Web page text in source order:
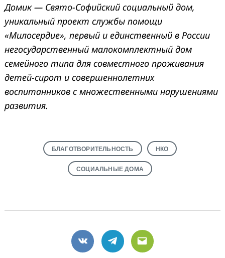
Домик — Свято-Софийский социальный дом,
уникальный проект службы помощи
«Милосердие», первый и единственный в России
негосударственный малокомплектный дом
семейного типа для совместного проживания
детей-сирот и совершеннолетних
воспитанников с множественными нарушениями
развития.
БЛАГОТВОРИТЕЛЬНОСТЬ НКО
СОЦИАЛЬНЫЕ ДОМА
VK Telegram
Email